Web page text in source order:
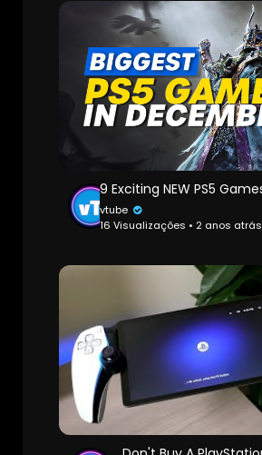
vtube
16 Visualizações • 2 anos atrás